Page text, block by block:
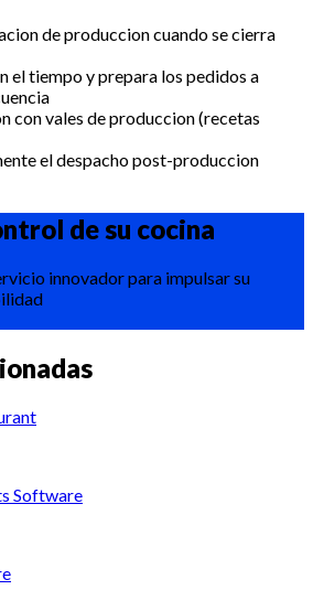
de produccion cuando se cierra
el tiempo y prepara los pedidos a
con vales de produccion (recetas
el despacho post-produccion
de su cocina
innovador para impulsar su
Software